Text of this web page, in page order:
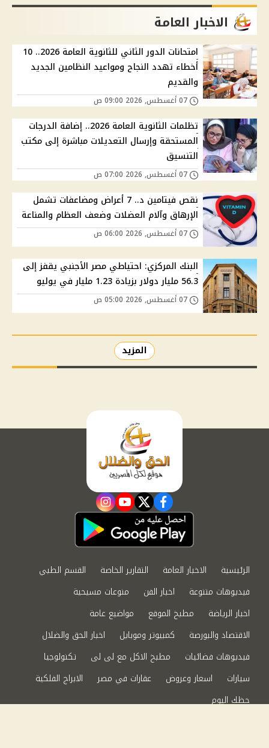
الاخبار العامة
امتحانات الدور الثاني للثانوية العامة 2026.. 10
أخطاء تهدد النجاح ومواعيد النظامين الجديد
والقديم
تظلمات الثانوية العامة 2026.. إضافة الدرجات
المستحقة وإرسال التعديلات مباشرة إلى مكتب
التنسيق
نقص فيتامين د.. 7 أعراض ومضاعفات تشمل
الإرهاق وآلام العضلات وضعف العظام والمناعة
البنك المركزي: احتياطي مصر الأجنبي يقفز إلى
56.3 مليار دولار بزيادة 1.23 مليار في يوليو
المزيد
facebook
twitter
youtube
instagram
الرئيسية الاخبار العامة التقارير الخاصة
القسم الطبي
فيديوهات متنوعة
اخبار الفن
منوعات مسيحية
اخبار الرياضة
مطبخ الموقع
مواضيع عامة
الاقتصاد والبورصة
كمبيوتر وموبايل
اخبار الحق والضلال
فيديوهات فضائيات
مطبخ الاكل مع لى لى
تكنولوجيا
سيارات
اسعار وعروض عقارات في مصر
الابراج الفلكية
حظك اليوم